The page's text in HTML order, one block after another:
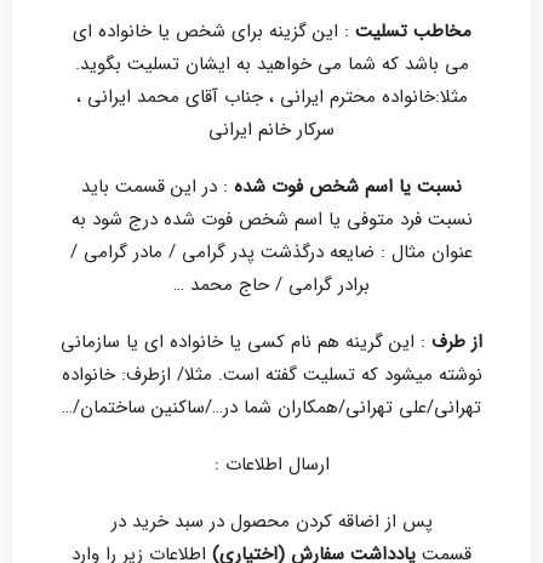
مخاطب تسلیت : این گزینه برای شخص یا خانواده ای
می باشد که شما می خواهید به ایشان تسلیت بگوید.
مثلا:خانواده محترم ایرانی ، جناب آقای محمد ایرانی ،
سرکار خانم ایرانی
نسبت یا اسم شخص فوت شده : در این قسمت باید
نسبت فرد متوفی یا اسم شخص فوت شده درج شود به
عنوان مثال : ضایعه درگذشت پدر گرامی / مادر گرامی /
برادر گرامی / حاج محمد …
از طرف : این گرینه هم نام کسی یا خانواده ای یا سازمانی
نوشته میشود که تسلیت گفته است. مثلا/ ازطرف: خانواده
تهرانی/علی تهرانی/همکاران شما در…/ساکنین ساختمان/…
ارسال اطلاعات :
پس از اضاقه کردن محصول در سبد خرید در
قسمت یادداشت سفارش (اختیاری) اطلاعات زیر را وارد